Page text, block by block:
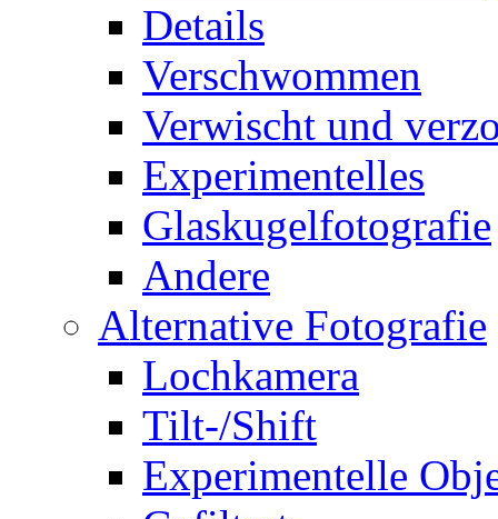
Details
Verschwommen
Verwischt und
Experimentelles
Glaskugelfotografie
Andere
Alternative Fotografie
Lochkamera
Tilt-/Shift
Experimentelle